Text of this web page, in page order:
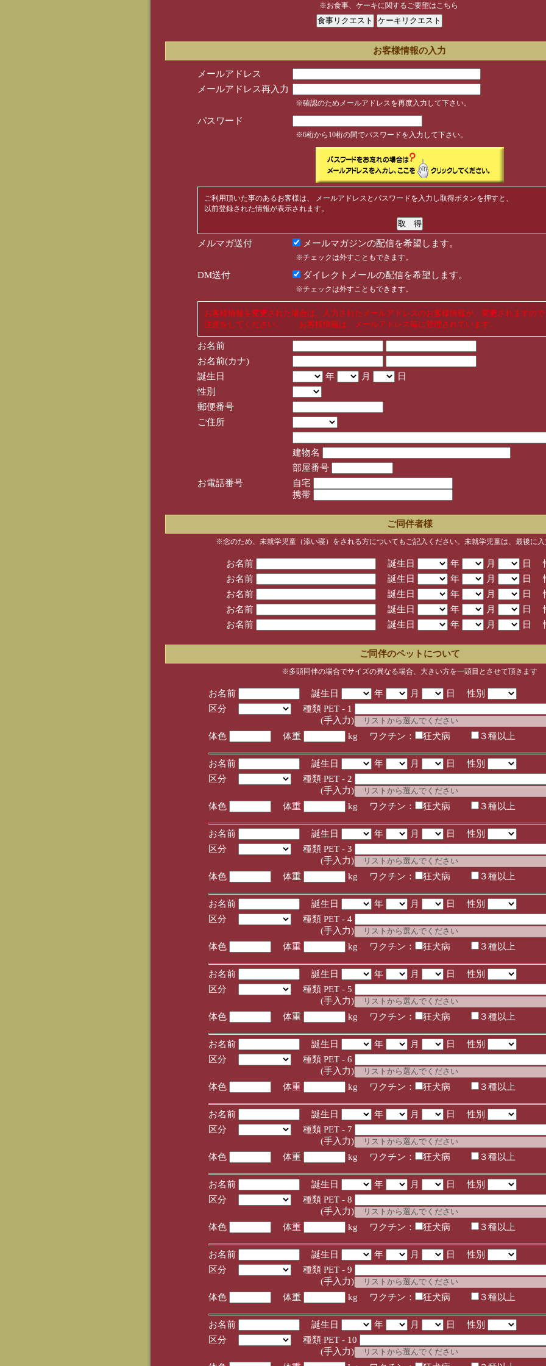
※お食事、ケーキに関するご要望はこちら
お客様情報の入力
メールアドレス
メールアドレス再入力
※確認のためメールアドレスを再度入力して下さい。
パスワード
※6桁から10桁の間でパスワードを入力して下さい。
ご利用頂いた事のあるお客様は、 メールアドレスとパスワードを入力し取得ボタンを押すと、
以前登録された情報が表示されます。
メルマガ送付 メールマガジンの配信を希望します。
※チェックは外すこともできます。
DM送付 ダイレクトメールの配信を希望します。
※チェックは外すこともできます。
お客様情報を変更された場合は、入力されたメールアドレスのお客様情報が、変更されますので
注意をしてください。 お客様情報は、メールアドレス毎に管理されています。
お名前
お名前(カナ)
誕生日
年 月
日
性別
郵便番号
ご住所
建物名
部屋番号
お電話番号
自宅
携帯
ご同伴者様
※念のため、未就学児童（添い寝）をされる方についてもご記入ください。未就学児童は、最後に入
お名前 誕生日 年 月
日
お名前
誕生日 年 月
日
お名前
誕生日 年 月
日
お名前
誕生日 年 月
日
お名前
誕生日 年 月 日
ご同伴のペットについて
※多頭同伴の場合でサイズの異なる場合、大きい方を一頭目とさせて頂きます
お名前 誕生日 年 月
日 性別
区分
種類 PET - 1
(手入力)
体色
体重 kg ワクチン： 狂犬病 ３種以上
お名前 誕生日 年 月
日 性別
区分
種類 PET - 2
(手入力)
体色
体重 kg ワクチン： 狂犬病 ３種以上
お名前 誕生日 年 月
日 性別
区分
種類 PET - 3
(手入力)
体色
体重 kg ワクチン： 狂犬病 ３種以上
お名前 誕生日 年 月
日 性別
区分
種類 PET - 4
(手入力)
体色
体重 kg ワクチン： 狂犬病 ３種以上
お名前 誕生日 年 月
日 性別
区分
種類 PET - 5
(手入力)
体色
体重 kg ワクチン： 狂犬病 ３種以上
お名前 誕生日 年 月
日 性別
区分
種類 PET - 6
(手入力)
体色
体重 kg ワクチン： 狂犬病 ３種以上
お名前 誕生日 年 月
日 性別
区分
種類 PET - 7
(手入力)
体色
体重 kg ワクチン： 狂犬病 ３種以上
お名前 誕生日 年 月
日 性別
区分
種類 PET - 8
(手入力)
体色
体重 kg ワクチン： 狂犬病 ３種以上
お名前 誕生日 年 月
日 性別
区分
種類 PET - 9
(手入力)
体色
体重 kg ワクチン： 狂犬病 ３種以上
お名前 誕生日 年 月
日 性別
区分
種類 PET - 10
(手入力)